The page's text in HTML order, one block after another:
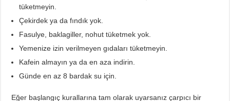
tüketmeyin.
Çekirdek ya da fındık yok.
Fasulye, baklagiller, nohut tüketmek yok.
Yemenize izin verilmeyen gıdaları tüketmeyin.
Kafein almayın ya da en aza indirin.
Günde en az 8 bardak su için.
Eğer başlangıç kurallarına tam olarak uyarsanız çarpıcı bir